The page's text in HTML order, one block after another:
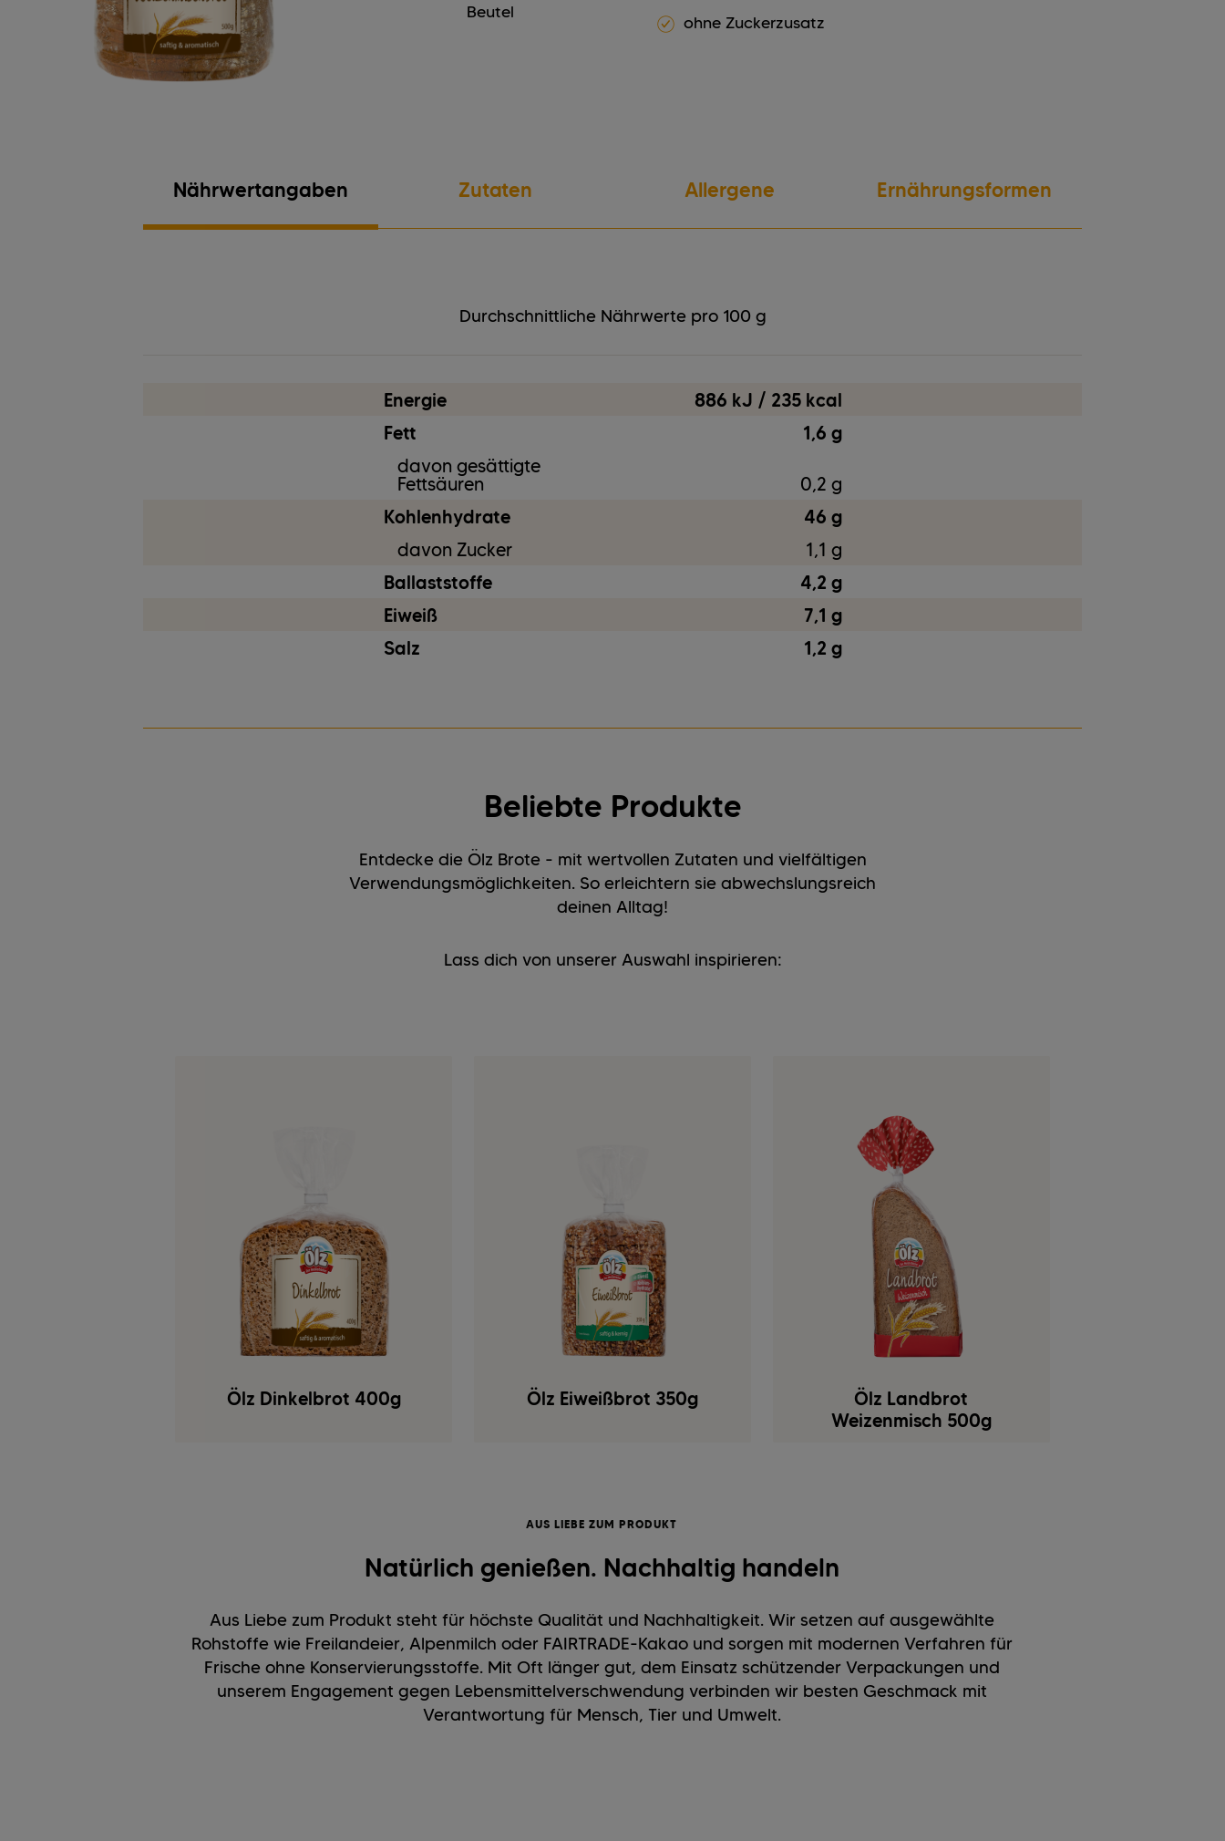
Beutel
ohne Zuckerzusatz
Nährwertangaben
Durchschnittliche Nährwerte pro 100 g
Energie
886 kJ / 235 kcal
Fett
1,6 g
davon gesättigte
Fettsäuren
0,2 g
Kohlenhydrate
46 g
davon Zucker
1,1 g
Ballaststoffe
4,2 g
Eiweiß
7,1 g
Salz
1,2 g
Zutaten Allergene Ernährungsformen
Beliebte Produkte
Entdecke die Ölz Brote - mit wertvollen Zutaten und vielfältigen
Verwendungsmöglichkeiten. So erleichtern sie abwechslungsreich
deinen Alltag!
Lass dich von unserer Auswahl inspirieren:
Ölz Dinkelbrot 400g Ölz Eiweißbrot 350g
Ölz Landbrot
Weizenmisch 500g
AUS LIEBE ZUM PRODUKT
Natürlich genießen. Nachhaltig handeln
Aus Liebe zum Produkt steht für höchste Qualität und Nachhaltigkeit. Wir setzen auf ausgewählte
Rohstoffe wie Freilandeier, Alpenmilch oder FAIRTRADE-Kakao und sorgen mit modernen Verfahren für
Frische ohne Konservierungsstoffe. Mit Oft länger gut, dem Einsatz schützender Verpackungen und
unserem Engagement gegen Lebensmittelverschwendung verbinden wir besten Geschmack mit
Verantwortung für Mensch, Tier und Umwelt.